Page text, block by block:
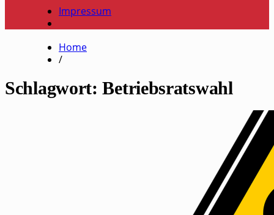
Impressum
Home
/
Schlagwort:Betriebsratswahl